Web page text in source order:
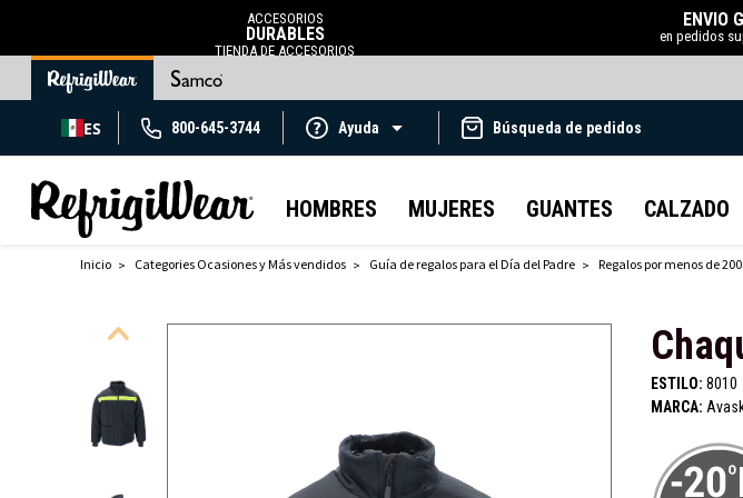
ACCESORIOS
DURABLES
TIENDA DE ACCESORIOS
ENVÍO
en pedidos
ES 800-645-3744 Ayuda Búsqueda de pedidos
HOMBRES MUJERES GUANTES CALZADO
Inicio Categories Ocasiones y Más vendidos Guía de regalos para el Día del Padre Regalos por menos de
ESTILO: 8010
MARCA: